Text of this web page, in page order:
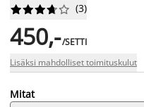





 (3)
450,-/SETTI
Lisäksi mahdolliset toimituskulut
Mitat